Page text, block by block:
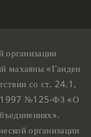
организации
махаяны «Ганден
со ст. 24.1,
№125-ФЗ «О
организации